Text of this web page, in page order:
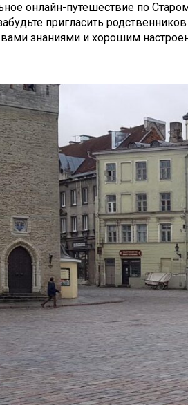
онлайн-путешествие по
пригласить
знаниями и хорошим